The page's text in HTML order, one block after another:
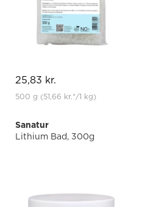
25,83 kr.
500 g (51,66 kr.*/1 kg)
Sanatur
Lithium Bad, 300g